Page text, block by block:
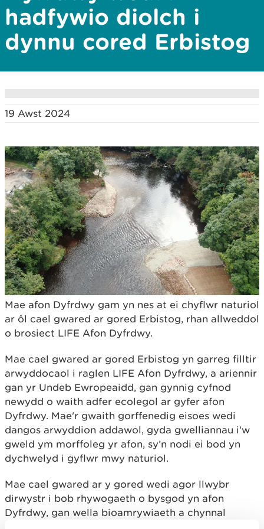
hadfywio diolch i
dynnu cored Erbistog
19 Awst 2024
Mae afon Dyfrdwy gam yn nes at ei chyflwr naturiol
ar ôl cael gwared ar gored Erbistog, rhan allweddol
o brosiect LIFE Afon Dyfrdwy.
Mae cael gwared ar gored Erbistog yn garreg filltir
arwyddocaol i raglen LIFE Afon Dyfrdwy, a ariennir
gan yr Undeb Ewropeaidd, gan gynnig cyfnod
newydd o waith adfer ecolegol ar gyfer afon
Dyfrdwy. Mae'r gwaith gorffenedig eisoes wedi
dangos arwyddion addawol, gyda gwelliannau i'w
gweld ym morffoleg yr afon, sy’n nodi ei bod yn
dychwelyd i gyflwr mwy naturiol.
Mae cael gwared ar y gored wedi agor llwybr
dirwystr i bob rhywogaeth o bysgod yn afon
Dyfrdwy, gan wella bioamrywiaeth a chynnal